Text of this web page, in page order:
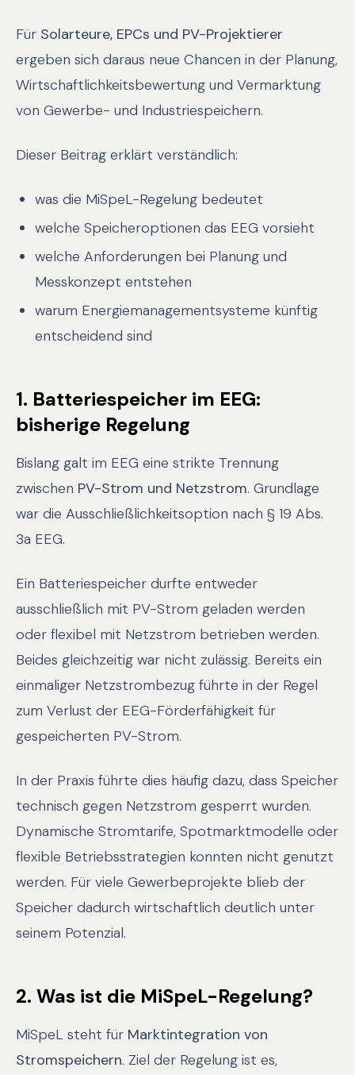
Für Solarteure, EPCs und PV-Projektierer
ergeben sich daraus neue Chancen in der Planung,
Wirtschaftlichkeitsbewertung und Vermarktung
von Gewerbe- und Industriespeichern.
Dieser Beitrag erklärt verständlich:
was die MiSpeL-Regelung bedeutet
welche Speicheroptionen das EEG vorsieht
welche Anforderungen bei Planung und
Messkonzept entstehen
warum Energiemanagementsysteme künftig
entscheidend sind
1. Batteriespeicher im EEG:
bisherige Regelung
Bislang galt im EEG eine strikte Trennung
zwischen PV-Strom und Netzstrom. Grundlage
war die Ausschließlichkeitsoption nach § 19 Abs.
3a EEG.
Ein Batteriespeicher durfte entweder
ausschließlich mit PV-Strom geladen werden
oder flexibel mit Netzstrom betrieben werden.
Beides gleichzeitig war nicht zulässig. Bereits ein
einmaliger Netzstrombezug führte in der Regel
zum Verlust der EEG-Förderfähigkeit für
gespeicherten PV-Strom.
In der Praxis führte dies häufig dazu, dass Speicher
technisch gegen Netzstrom gesperrt wurden.
Dynamische Stromtarife, Spotmarktmodelle oder
flexible Betriebsstrategien konnten nicht genutzt
werden. Für viele Gewerbeprojekte blieb der
Speicher dadurch wirtschaftlich deutlich unter
seinem Potenzial.
2. Was ist die MiSpeL-Regelung?
MiSpeL steht für Marktintegration von
Stromspeichern. Ziel der Regelung ist es,